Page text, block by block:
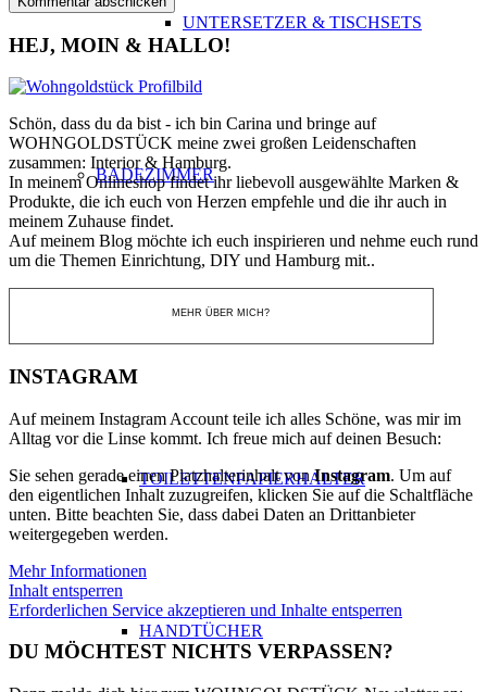
UNTERSETZER & TISCHSETS
BADEZIMMER
TOILETTENPAPIERHALTER
HANDTÜCHER
HEJ, MOIN & HALLO!
Schön, dass du da bist - ich bin Carina und bringe auf
WOHNGOLDSTÜCK meine zwei großen Leidenschaften
zusammen: Interior & Hamburg.
In meinem Onlineshop findet ihr liebevoll ausgewählte Marken &
Produkte, die ich euch von Herzen empfehle und die ihr auch in
meinem Zuhause findet.
Auf meinem Blog möchte ich euch inspirieren und nehme euch rund
um die Themen Einrichtung, DIY und Hamburg mit..
MEHR ÜBER MICH?
INSTAGRAM
Auf meinem Instagram Account teile ich alles Schöne, was mir im
Alltag vor die Linse kommt. Ich freue mich auf deinen Besuch:
Sie sehen gerade einen Platzhalterinhalt vonInstagram. Um auf
den eigentlichen Inhalt zuzugreifen, klicken Sie auf die Schaltfläche
unten. Bitte beachten Sie, dass dabei Daten an Drittanbieter
weitergegeben werden.
Mehr Informationen
Inhalt entsperren
Erforderlichen Service akzeptieren und Inhalte entsperren
DU MÖCHTEST NICHTS VERPASSEN?